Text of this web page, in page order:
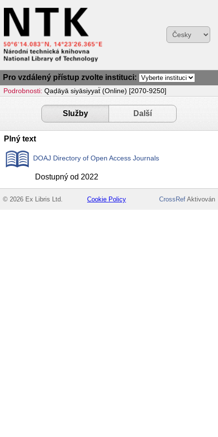
Pro vzdálený přístup zvolte instituci:
Podrobnosti: Qaḍāyā siyāsiyyaẗ (Online) [2070-9250]
Služby Další
Plný text
DOAJ Directory of Open Access Journals
Dostupný od 2022
© 2026 Ex Libris Ltd. Cookie Policy CrossRefAktivován